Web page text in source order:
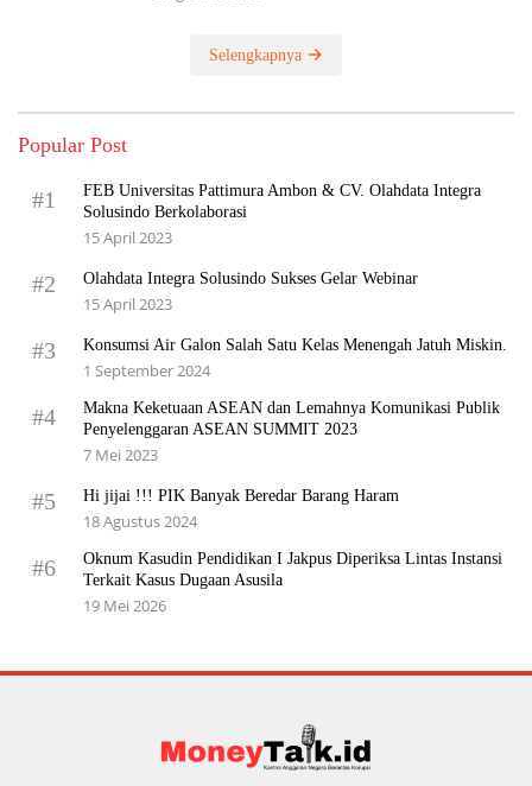
Selengkapnya
Popular Post
#1
FEB Universitas Pattimura Ambon & CV. Olahdata Integra
Solusindo Berkolaborasi
15 April 2023
#2 Olahdata Integra Solusindo Sukses Gelar Webinar
15 April 2023
#3 Konsumsi Air Galon Salah Satu Kelas Menengah Jatuh Miskin.
1 September 2024
#4
Makna Keketuaan ASEAN dan Lemahnya Komunikasi Publik
Penyelenggaran ASEAN SUMMIT 2023
7 Mei 2023
#5 Hi jijai !!! PIK Banyak Beredar Barang Haram
18 Agustus 2024
#6
Oknum Kasudin Pendidikan I Jakpus Diperiksa Lintas Instansi
Terkait Kasus Dugaan Asusila
19 Mei 2026